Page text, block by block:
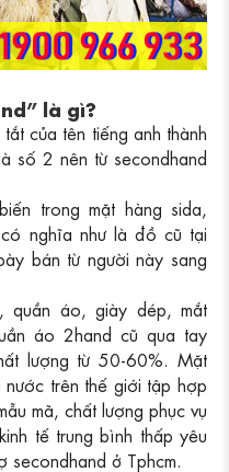
là gì?
của tên tiếng anh thành
số 2 nên từ secondhand
trong mặt hàng sida,
nghĩa như là đồ cũ tại
bán từ người này sang
quần áo, giày dép, mắt
áo 2hand cũ qua tay
lượng từ 50-60%. Mặt
trên thế giới tập hợp
mã, chất lượng phục vụ
tế trung bình thấp yêu
ở Tphcm.